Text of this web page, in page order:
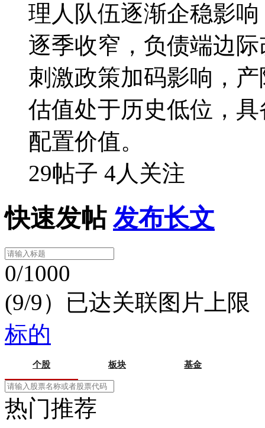
理人队伍逐渐企稳影
逐季收窄，负债端边
刺激政策加码影响，
估值处于历史低位，
配置价值。
29帖子 4人关注
快速发帖 发布长文
0/1000
(9/9）已达关联图片上限
标的
个股 板块 基金
热门推荐